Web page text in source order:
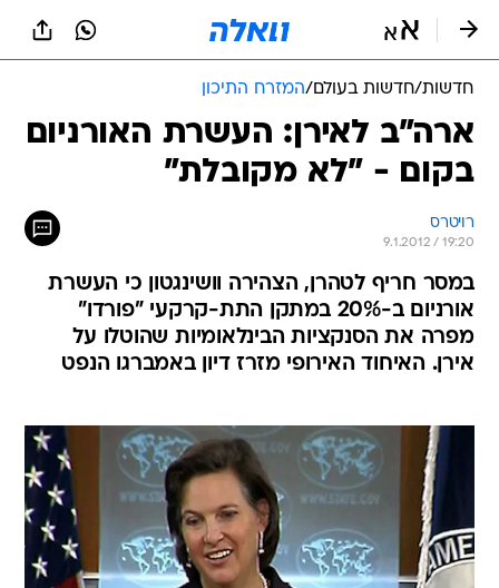
חדשות/חדשות בעולם/המזרח התיכון
ארה"ב לאירן: העשרת האורניום
בקום - "לא מקובלת"
רויטרס
9.1.2012 / 19:20
במסר חריף לטהרן, הצהירה וושינגטון כי העשרת
אורניום ב-20% במתקן התת-קרקעי "פורדו"
מפרה את הסנקציות הבינלאומיות שהוטלו על
אירן. האיחוד האירופי מזרז דיון באמברגו הנפט